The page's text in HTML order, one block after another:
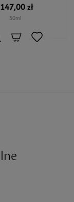
147,00 zł
50ml